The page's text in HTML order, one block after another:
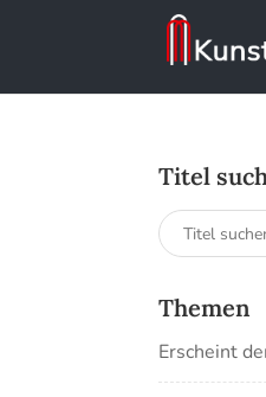
Titel
Suchen
nach:
Themen
Erscheint